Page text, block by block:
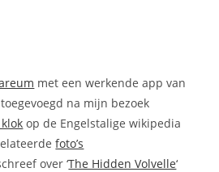
met een werkende app van
na mijn bezoek
op de Engelstalige wikipedia
foto’s
over ‘The Hidden Volvelle‘